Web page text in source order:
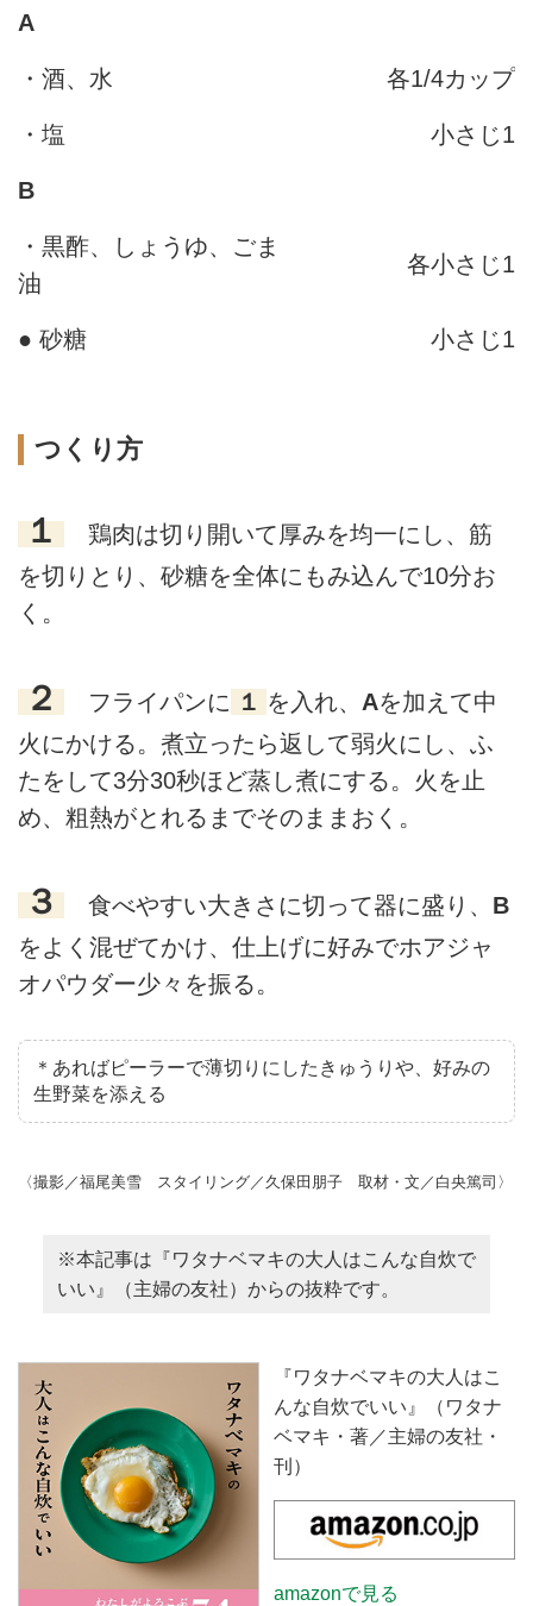
A
・酒、水 各1/4カップ
・塩 小さじ1
B
・黒酢、しょうゆ、ごま
油
各小さじ1
● 砂糖 小さじ1
つくり方
１
鶏肉は切り開いて厚みを均一にし、筋
を切りとり、砂糖を全体にもみ込んで10分お
く。
２ フライパンに １ を入れ、 Aを加えて中
火にかける。煮立ったら返して弱火にし、ふ
たをして3分30秒ほど蒸し煮にする。火を止
め、粗熱がとれるまでそのままおく。
３ 食べやすい大きさに切って器に盛り、 B
をよく混ぜてかけ、仕上げに好みでホアジャ
オパウダー少々を振る。
＊あればピーラーで薄切りにしたきゅうりや、好みの
生野菜を添える
〈撮影／福尾美雪 スタイリング／久保田朋子 取材・文／白央篤司〉
※本記事は『ワタナベマキの大人はこんな自炊で
いい』（主婦の友社）からの抜粋です。
『ワタナベマキの大人はこ
んな自炊でいい』（ワタナ
ベマキ・著／主婦の友社・
刊）
amazonで見る